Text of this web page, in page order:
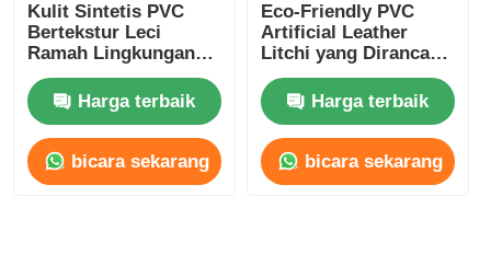
Bahan Eco Suede
Kain Suede
Imitasi Suede
Kulit Sintetis PVC
Bertekstur Leci
Ramah Lingkungan
Sangat Nyaman
Mudah Dibersihkan
Untuk Furnitur Hotel
Mall
Harga terbaik
bicara sekarang
Eco-Friendly PVC
Artificial Leather
Litchi yang Dirancang
untuk Interior
KomersialHarga terbaik
bicara sekarang